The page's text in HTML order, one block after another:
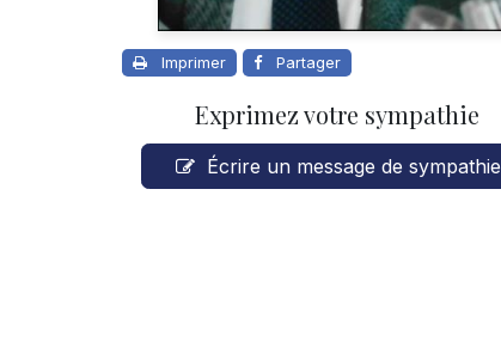
Imprimer Partager
Exprimez votre sympathie
Écrire un message de sympathie